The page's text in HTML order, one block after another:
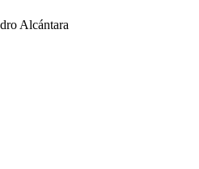
Alcántara